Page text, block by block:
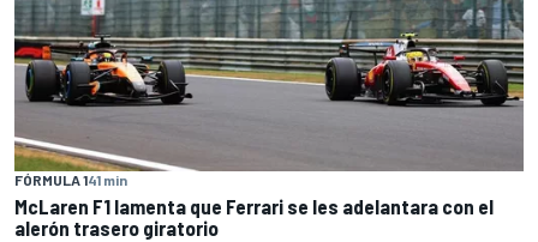
FÓRMULA 141 min
McLaren F1 lamenta que Ferrari se les adelantara con el
alerón trasero giratorio